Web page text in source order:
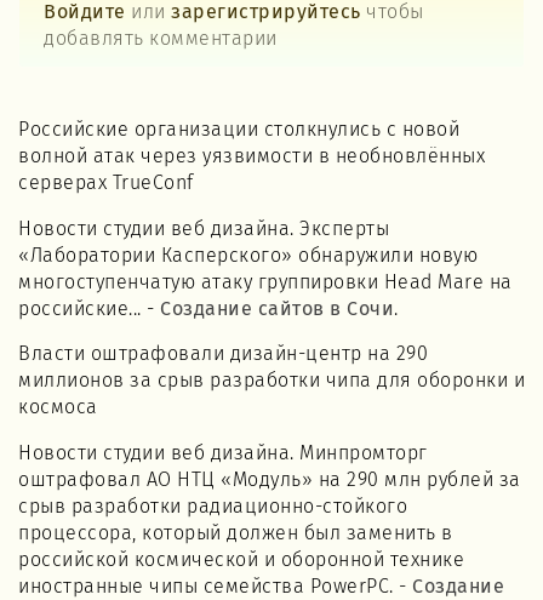
Войдите или зарегистрируйтесь чтобы
добавлять комментарии
Российские организации столкнулись с новой
волной атак через уязвимости в необновлённых
серверах TrueConf
Новости студии веб дизайна. Эксперты
«Лаборатории Касперского» обнаружили новую
многоступенчатую атаку группировки Head Mare на
российские... - Создание сайтов в Сочи.
Власти оштрафовали дизайн-центр на 290
миллионов за срыв разработки чипа для оборонки и
космоса
Новости студии веб дизайна. Минпромторг
оштрафовал АО НТЦ «Модуль» на 290 млн рублей за
срыв разработки радиационно-стойкого
процессора, который должен был заменить в
российской космической и оборонной технике
иностранные чипы семейства PowerPC. - Создание